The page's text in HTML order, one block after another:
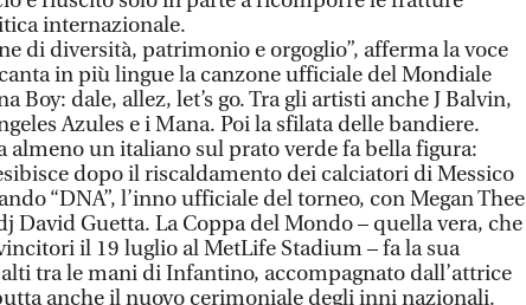
internazionale.
di diversità, patrimonio e orgoglio”, afferma la voce
in più lingue la canzone ufficiale del Mondiale
Boy: dale, allez, let’s go. Tra gli artisti anche J Balvin,
Azules e i Mana. Poi la sfilata delle bandiere.
almeno un italiano sul prato verde fa bella figura:
dopo il riscaldamento dei calciatori di Messico
“DNA”, l’inno ufficiale del torneo, con Megan Thee
David Guetta. La Coppa del Mondo – quella vera, che
il 19 luglio al MetLife Stadium – fa la sua
tra le mani di Infantino, accompagnato dall’attrice
anche il nuovo cerimoniale degli inni nazionali.